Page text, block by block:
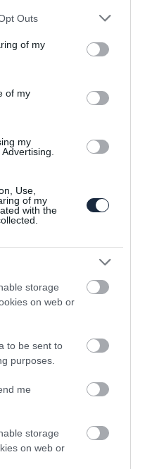
uses one or more Google
You may click to
its third-party tags to
purposes in below Google
Outs
of my
of my
my
Use,
of my
with the
storage
on web or
to be sent to
purposes.
me
storage
on web or
keresi új
motorok miatt
állt le 14 Toyota